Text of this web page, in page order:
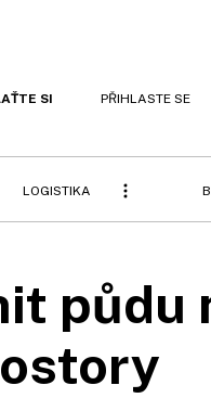
SI PŘIHLASTE SE
LOGISTIKA
půdu